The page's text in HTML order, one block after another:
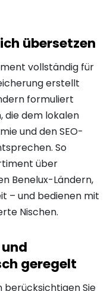
übersetzen
vollständig für
erstellt
formuliert
die dem lokalen
und den SEO-
So
über
Benelux-Ländern,
– und bedienen mit
Nischen.
geregelt
berücksichtigen Sie